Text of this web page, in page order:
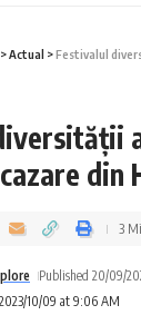
>Actual >Festivalul diversităţii
din
10/09 at 9:06 AM
Published 20/09/
3